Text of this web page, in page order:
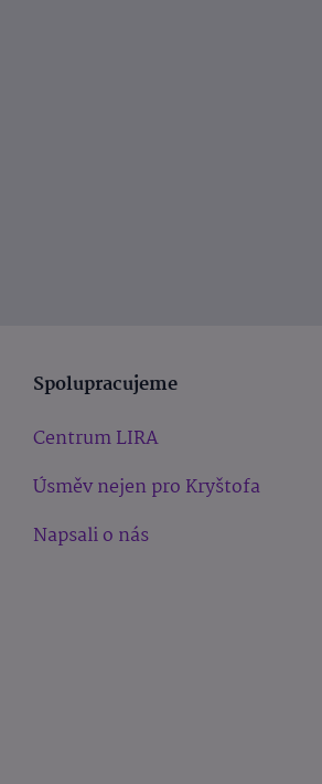
Spolupracujeme
Centrum LIRA
Úsměv nejen pro Kryštofa
Napsali o nás